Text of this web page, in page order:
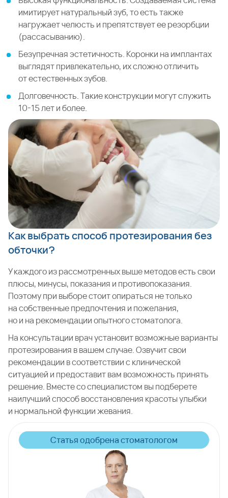
имитирует натуральный зуб, то есть также
нагружает челюсть и препятствует ее резорбции
(рассасыванию).
Безупречная эстетичность. Коронки на имплантах
выглядят привлекательно, их сложно отличить
от естественных зубов.
Долговечность. Такие конструкции могут служить
10-15 лет и более.
Как выбрать способ протезирования без
обточки?
У каждого из рассмотренных выше методов есть свои
плюсы, минусы, показания и противопоказания.
Поэтому при выборе стоит опираться не только
на собственные предпочтения и пожелания,
но и на рекомендации опытного стоматолога.
На консультации врач установит возможные варианты
протезирования в вашем случае. Озвучит свои
рекомендации в соответствии с клинической
ситуацией и предоставит вам возможность принять
решение. Вместе со специалистом вы подберете
наилучший способ восстановления красоты улыбки
и нормальной функции жевания.
Статья одобрена стоматологом